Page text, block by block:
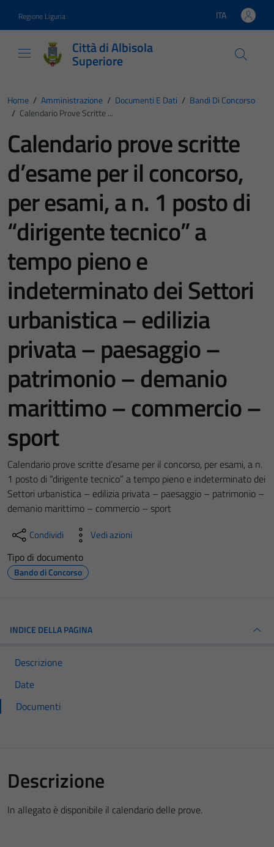
Regione Liguria Lingua attiva:
ITA
Città di Albisola
Superiore
Home / Amministrazione / Documenti E Dati / Bandi Di Concorso
/ Calendario Prove Scritte ...
Calendario prove scritte
d’esame per il concorso,
per esami, a n. 1 posto di
“dirigente tecnico” a
tempo pieno e
indeterminato dei Settori
urbanistica – edilizia
privata – paesaggio –
patrimonio – demanio
marittimo – commercio –
sport
Calendario prove scritte d’esame per il concorso, per esami, a n.
1 posto di “dirigente tecnico” a tempo pieno e indeterminato dei
Settori urbanistica – edilizia privata – paesaggio – patrimonio –
demanio marittimo – commercio – sport
Condividi Vedi azioni
Tipo di documento
Bando di Concorso
INDICE DELLA PAGINA
Descrizione
Date
Documenti
Descrizione
In allegato è disponibile il calendario delle prove.